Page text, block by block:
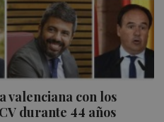
valenciana con los
durante 44 años